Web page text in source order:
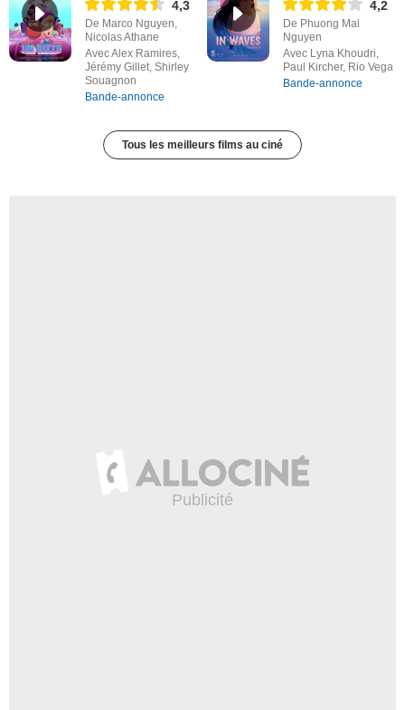
4,3
De Marco Nguyen,
Nicolas Athane
Avec Alex Ramires,
Jérémy Gillet, Shirley
Souagnon
Bande-annonce
4,2
De Phuong Mai
Nguyen
Avec Lyna Khoudri,
Paul Kircher, Rio Vega
Bande-annonce
Tous les meilleurs films au ciné